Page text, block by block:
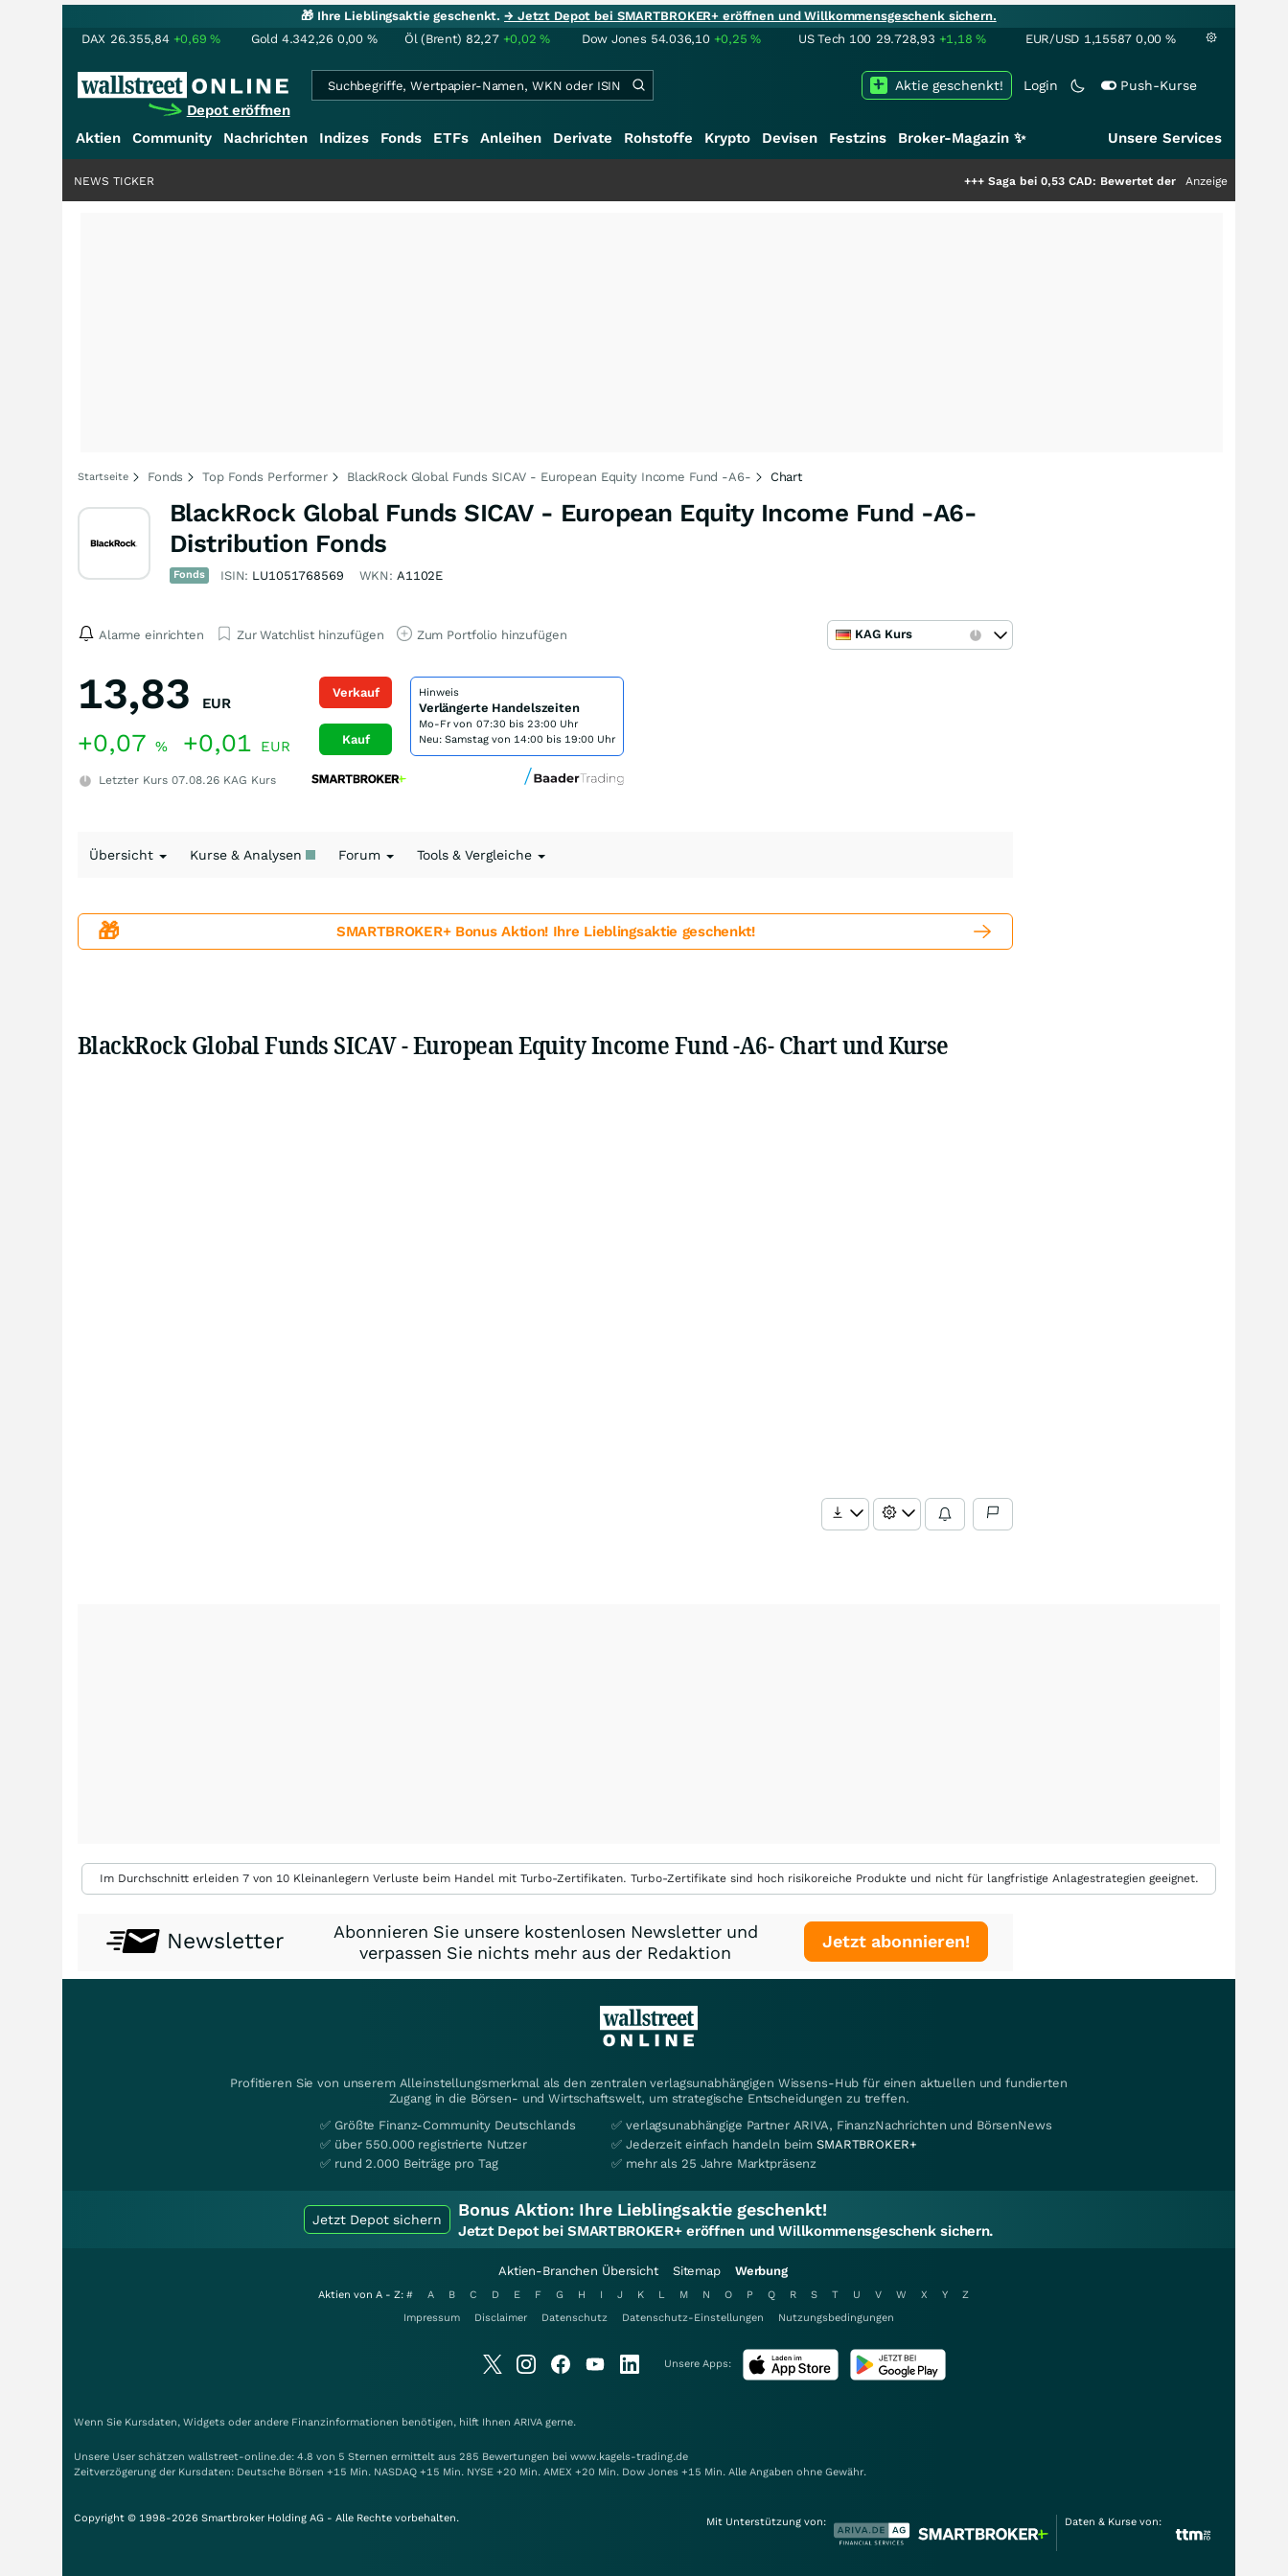
🎁 Ihre Lieblingsaktie geschenkt.→ Jetzt Depot bei SMARTBROKER+ eröffnen und Willkommensgeschenk sichern.
DAX 26.355,84 +0,69% Gold 4.342,26 0,00 % Öl (Brent) 82,27 +0,02% Dow Jones 54.036,10 +0,25% US Tech 100 29.728,93 +1,18% EUR/USD 1,15587 0,00 %
Depot eröffnen
Login Push-Kurse
Aktie geschenkt!
Aktien Community Nachrichten Indizes Fonds ETFs Anleihen Derivate Rohstoffe Krypto Devisen Festzins Broker-Magazin ✨ Unsere Services
Saga bei 0,53 CAD: Bewertet der Markt noch immer nur
Anzeige
NEWS TICKER
Startseite Fonds Top Fonds Performer BlackRock Global Funds SICAV - European Equity Income Fund -A6- Chart
BlackRock Global Funds SICAV - European Equity Income Fund -A6-
Distribution Fonds
Fonds ISIN: LU1051768569 WKN: A1102E
Alarme einrichten Zur Watchlist hinzufügen Zum Portfolio hinzufügen KAG Kurs
13,83 EUR
+0,07 % +0,01 EUR
Letzter Kurs 07.08.26 KAG Kurs
Verkauf
Kauf
Hinweis
Verlängerte Handelszeiten
Mo-Fr von 07:30 bis 23:00 Uhr
Neu: Samstag von 14:00 bis 19:00 Uhr
Übersicht Kurse & Analysen Forum Tools & Vergleiche
🎁 SMARTBROKER+ Bonus Aktion! Ihre Lieblingsaktie geschenkt!
BlackRock Global Funds SICAV - European Equity Income Fund -A6- Chart und Kurse
Im Durchschnitt erleiden 7 von 10 Kleinanlegern Verluste beim Handel mit Turbo-Zertifikaten. Turbo-Zertifikate sind hoch risikoreiche Produkte und nicht für langfristige Anlagestrategien geeignet.
Newsletter
Abonnieren Sie unsere kostenlosen Newsletter und
verpassen Sie nichts mehr aus der Redaktion
Jetzt abonnieren!
Profitieren Sie von unserem Alleinstellungsmerkmal als den zentralen verlagsunabhängigen Wissens-Hub für einen aktuellen und fundierten
Zugang in die Börsen- und Wirtschaftswelt, um strategische Entscheidungen zu treffen.
✅ Größte Finanz-Community Deutschlands
✅ über 550.000 registrierte Nutzer
✅ rund 2.000 Beiträge pro Tag
✅ verlagsunabhängige Partner ARIVA, FinanzNachrichten und BörsenNews
✅ Jederzeit einfach handeln beimSMARTBROKER+
✅ mehr als 25 Jahre Marktpräsenz
Jetzt Depot sichern Bonus Aktion: Ihre Lieblingsaktie geschenkt!
Jetzt Depot bei SMARTBROKER+ eröffnen und Willkommensgeschenk sichern.
Aktien-Branchen Übersicht Sitemap Werbung
Aktien von A - Z: # A B C D E F G H I J K L M N O P Q R S T U V W X Y
Z
Impressum
Disclaimer Datenschutz Datenschutz-Einstellungen Nutzungsbedingungen
Unsere Apps:
Wenn Sie Kursdaten, Widgets oder andere Finanzinformationen benötigen, hilft Ihnen ARIVA gerne.
Unsere User schätzen wallstreet-online.de: 4.8 von 5 Sternen ermittelt aus 285 Bewertungen bei www.kagels-trading.de
Zeitverzögerung der Kursdaten: Deutsche Börsen +15 Min. NASDAQ +15 Min. NYSE +20 Min. AMEX +20 Min. Dow Jones +15 Min. Alle Angaben ohne Gewähr.
Copyright © 1998-2026 Smartbroker Holding AG - Alle Rechte vorbehalten. Mit Unterstützung von: Daten & Kurse von: